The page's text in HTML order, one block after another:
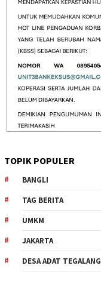
TOPIK POPULER
BANGLI
TAG BERITA
UMKM
JAKARTA
DESA ADAT TEGALANG